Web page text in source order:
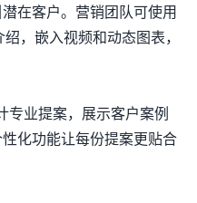
在客户。营销团队可使用
，嵌入视频和动态图表，
专业提案，展示客户案例
化功能让每份提案更贴合